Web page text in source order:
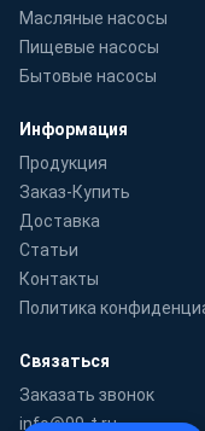
Масляные насосы
Пищевые насосы
Бытовые насосы
Информация
Продукция
Заказ-Купить
Доставка
Статьи
Контакты
Политика
Связаться
Заказать звонок
info@99-t.ru